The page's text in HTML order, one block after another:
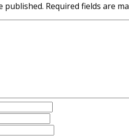
published. Required fields are